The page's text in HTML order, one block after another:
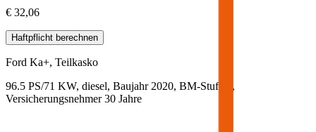
€ 32,06
Haftpflicht berechnen
Ford Ka+, Teilkasko
96.5 PS/71 KW, diesel, Baujahr 2020, BM-Stufe
,
Versicherungsnehmer 30 Jahre